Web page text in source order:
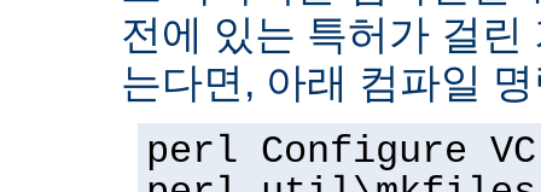
전에 있는 특허가 걸린
는다면, 아래 컴파일
perl Configure